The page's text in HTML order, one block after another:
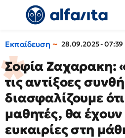
Εκπαίδευση 28.09.2025 - 07:39
Σοφία Ζαχαρακη:
τις αντίξοες
διασφαλίζουμε
μαθητές, θα έχουν
ευκαιρίες στη